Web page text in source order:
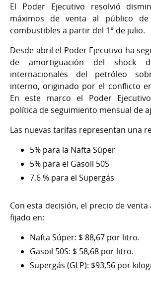
El Poder Ejecutivo resolvió
máximos de venta al público de
combustibles a partir del 1° de julio.
Desde abril el Poder Ejecutivo ha
de amortiguación del shock
internacionales del petróleo
interno, originado por el conflicto
En este marco el Poder
política de seguimiento mensual de
Las nuevas tarifas representan una
5% para la Nafta Súper
5% para el Gasoil 50S
7,6 % para el Supergás
Con esta decisión, el precio de
fijado en:
Nafta Súper: $ 88,67 por litro.
Gasoil 50S: $ 58,68 por litro.
Supergás (GLP): $93,56 por